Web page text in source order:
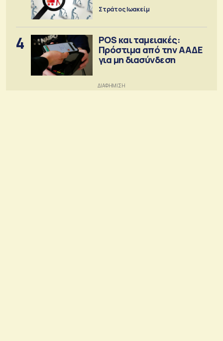
Στράτος Ιωακείμ
4
POS και ταμειακές:
Πρόστιμα από την ΑΑΔΕ
για μη διασύνδεση